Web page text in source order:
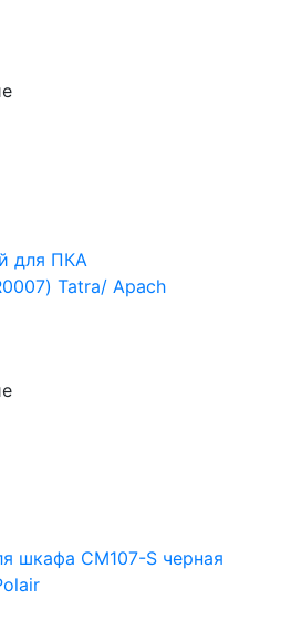
для ПКА
Tatra/ Apach
шкафа CM107-S черная